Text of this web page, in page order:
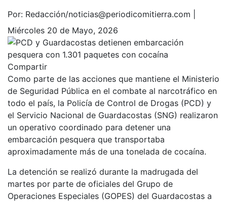
Por: Redacción/noticias@periodicomitierra.com |
Miércoles 20 de Mayo, 2026
Compartir
Como parte de las acciones que mantiene el Ministerio
de Seguridad Pública en el combate al narcotráfico en
todo el país, la Policía de Control de Drogas (PCD) y
el Servicio Nacional de Guardacostas (SNG) realizaron
un operativo coordinado para detener una
embarcación pesquera que transportaba
aproximadamente más de una tonelada de cocaína.
La detención se realizó durante la madrugada del
martes por parte de oficiales del Grupo de
Operaciones Especiales (GOPES) del Guardacostas a